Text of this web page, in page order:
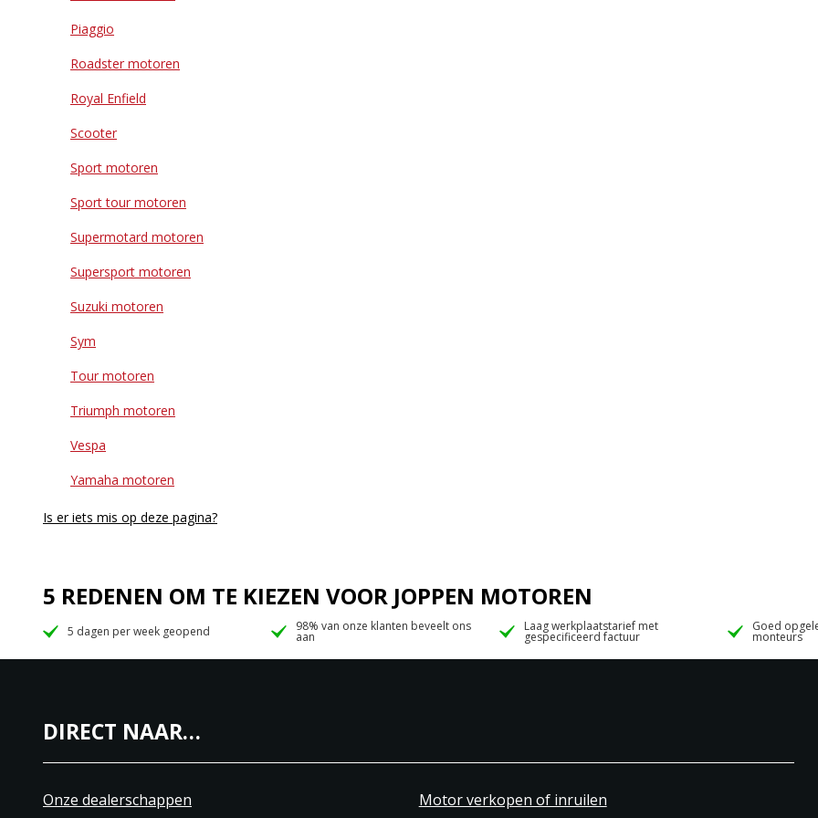
Piaggio
Roadster motoren
Royal Enfield
Scooter
Sport motoren
Sport tour motoren
Supermotard motoren
Supersport motoren
Suzuki motoren
Sym
Tour motoren
Triumph motoren
Vespa
Yamaha motoren
Is er iets mis op deze pagina?
5 REDENEN OM TE KIEZEN VOOR JOPPEN MOTOREN
5 dagen per week geopend 98% van onze klanten beveelt ons
aan
Laag werkplaatstarief met
gespecificeerd factuur
Goed
monteurs
DIRECT NAAR…
Onze dealerschappen Motor verkopen of inruilen